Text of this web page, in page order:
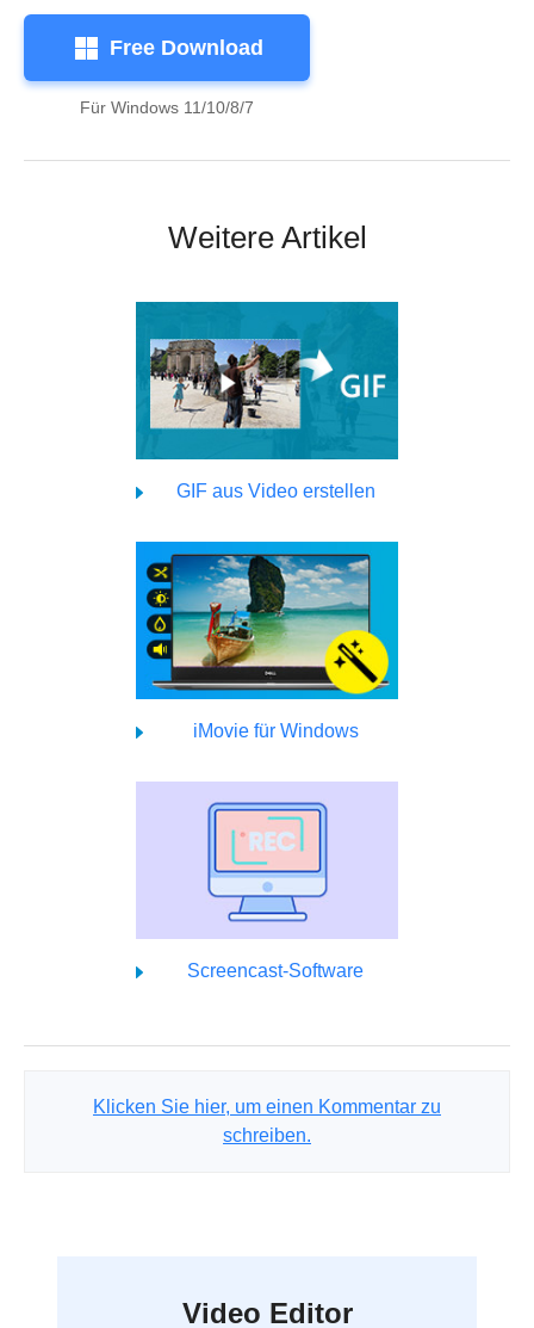
Free Download
Für Windows 11/10/8/7
Weitere Artikel
GIF aus Video erstellen
iMovie für Windows
Screencast-Software
Klicken Sie hier, um einen Kommentar zu
schreiben.
Video Editor